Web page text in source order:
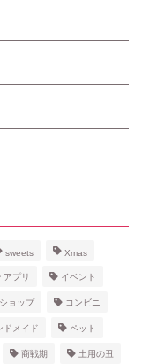
sweets Xmas
アプリ イベント
ョップ コンビニ
ドメイド ペット
商戦期 土用の丑